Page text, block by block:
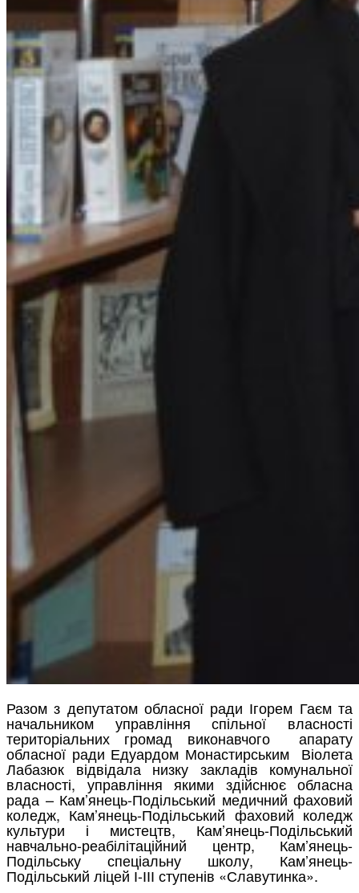
Разом з депутатом обласної ради Ігорем Гаєм та
начальником управління спільної власності
територіальних громад виконавчого апарату
обласної ради Едуардом Монастирським Віолета
Лабазюк відвідала низку закладів комунальної
власності, управління якими здійснює обласна
рада – Кам’янець-Подільський медичний фаховий
коледж, Кам’янець-Подільський фаховий коледж
культури і мистецтв, Кам’янець-Подільський
навчально-реабілітаційний центр, Кам’янець-
Подільську спеціальну школу, Кам’янець-
Подільський ліцей І-ІІІ ступенів «Славутинка».